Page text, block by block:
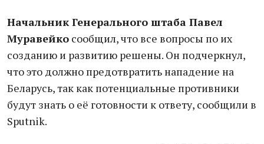
Начальник Генерального штаба Павел
Муравейко сообщил, что все вопросы по их
созданию и развитию решены. Он подчеркнул,
что это должно предотвратить нападение на
Беларусь, так как потенциальные противники
будут знать о её готовности к ответу, сообщили в
Sputnik.